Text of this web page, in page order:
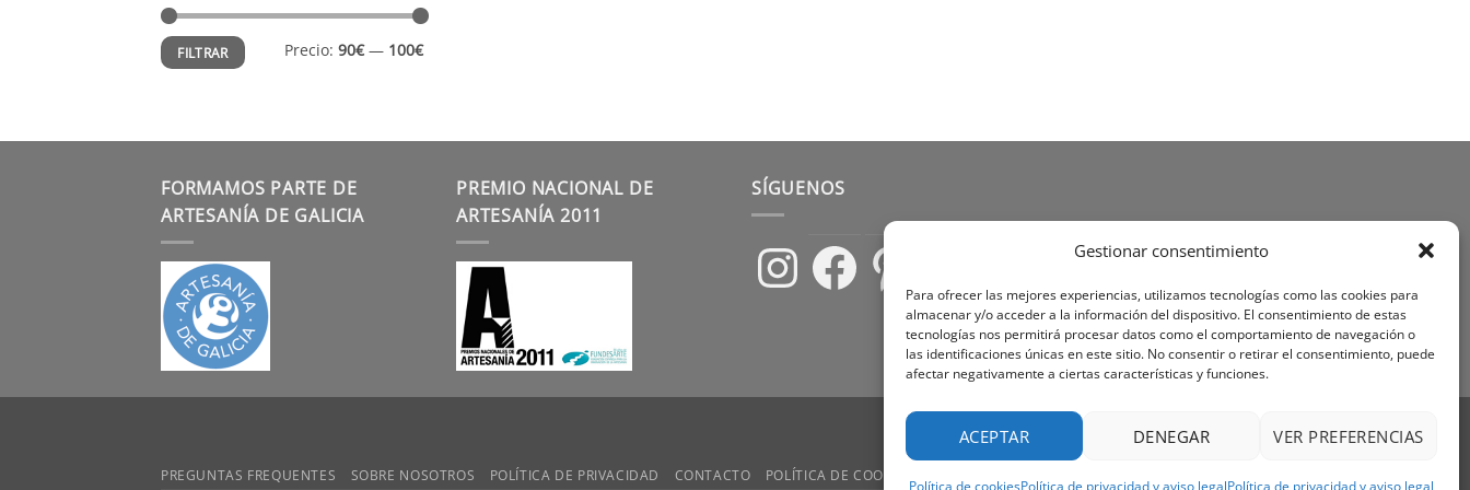
Gestionar consentimiento
Para ofrecer las mejores experiencias, utilizamos tecnologías como las cookies para
almacenar y/o acceder a la información del dispositivo. El consentimiento de estas
tecnologías nos permitirá procesar datos como el comportamiento de navegación o
las identificaciones únicas en este sitio. No consentir o retirar el consentimiento, puede
afectar negativamente a ciertas características y funciones.
ACEPTAR DENEGAR VER PREFERENCIAS
Precio
mínimo
Precio
máximo
FILTRAR Precio: 90€— 100€
FORMAMOS PARTE DE
ARTESANÍA DE GALICIA
PREMIO NACIONAL DE
ARTESANÍA 2011
SÍGUENOS
InstagramFacebookPinterest
PayPal Stripe MasterCard
Cash
Delivery
PREGUNTAS FREQUENTES SOBRE NOSOTROS POLÍTICA DE PRIVACIDAD CONTACTO POLÍTICA DE COOKIES